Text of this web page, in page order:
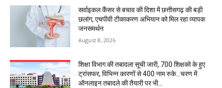
सर्वाइकल कैंसर से बचाव की दिशा में छत्तीसगढ़ की बड़ी
छलांग, एचपीवी टीकाकरण अभियान को मिल रहा व्यापक
जनसमर्थन
August 8, 2026
शिक्षा विभाग की तबादला सूची जारी, 700 शिक्षको के हुए
ट्रांसफर, विभिन्न कारणों से 400 नाम रुके…चरण में
ऑनलाइन तबादले की तैयारी पर भी...